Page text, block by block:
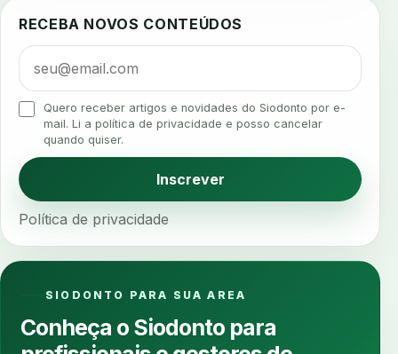
algometria alinhadores alta digital
alta rotacao
analgesia analgesia digital analise 3d
analise elementos finitos analise facial
analise funcional
anamnese digital
anamnese estruturada anamnese nutricional
ancoragem
ansiedade odontologica antes e depois
RECEBA NOVOS CONTEÚDOS
Quero receber artigos e novidades do Siodonto por e-
mail. Li a política de privacidade e posso cancelar
quando quiser.
Inscrever
Política de privacidade
SIODONTO PARA SUA AREA
Conheça o Siodonto para